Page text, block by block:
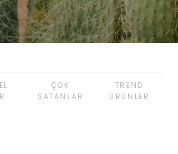
ÇOK
SATANLAR
TREND
ÜRÜNLER